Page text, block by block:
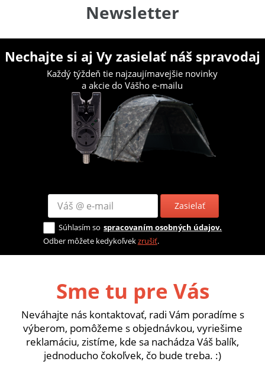
Newsletter
Nechajte si aj Vy zasielať náš spravodaj
Každý týždeň tie najzaujímavejšie novinky
a akcie do Vášho e-mailu
Zasielať
Súhlasím so spracovaním osobných údajov.
Odber môžete kedykoľvekzrušiť.
Sme tu pre Vás
Neváhajte nás kontaktovať, radi Vám poradíme s
výberom, pomôžeme s objednávkou, vyriešime
reklamáciu, zistíme, kde sa nachádza Váš balík,
jednoducho čokoľvek, čo bude treba. :)